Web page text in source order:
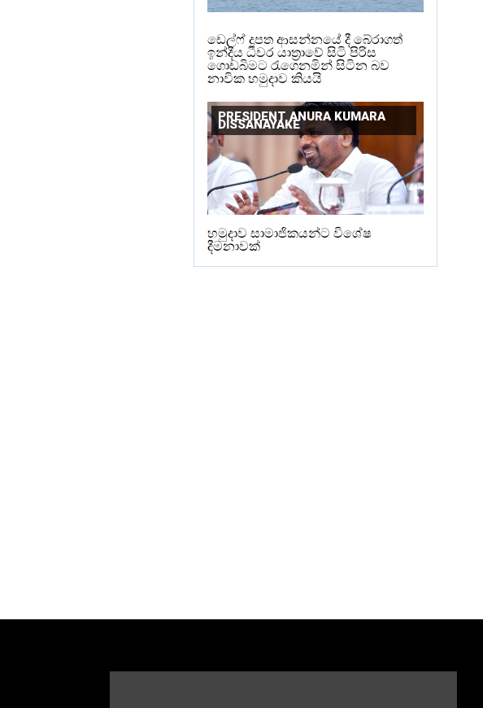
ඩෙල්ෆ් දූපත ආසන්නයේ දී බේරාගත්
ඉන්දීය ධීවර යාත්‍රාවේ සිටි පිරිස
ගොඩබිමට රැගෙනමින් සිටින බව
නාවික හමුදාව කියයි
PRESIDENT ANURA KUMARA
DISSANAYAKE
හමුදාව සාමාජිකයන්ට විශේෂ
දීමනාවක්